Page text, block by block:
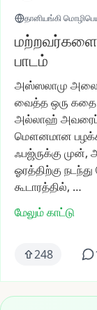
தானியங்கி
பாடம்
அஸ்ஸலாமு
வைத்தஒரு கதை
அல்லாஹ்
மௌனமான
ஃபஜ்ருக்கு முன்,
ஓரத்திற்கு நடந்து
கூடாரத்தில், …
மேலும் காட்டு
248